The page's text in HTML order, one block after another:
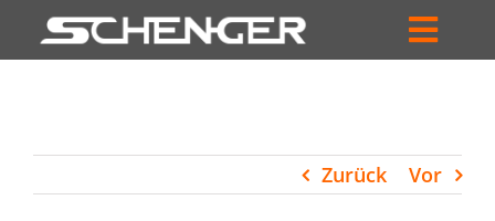
Inhalt
HÄNDLERSUCHE
Zurück Vor